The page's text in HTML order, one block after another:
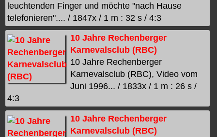
leuchtenden Finger und möchte "nach Hause
telefonieren".... / 1847x / 1 m : 32 s / 4:3
10 Jahre Rechenberger
Karnevalsclub (RBC)
10 Jahre Rechenberger
Karnevalsclub (RBC), Video vom
Juni 1996... / 1833x / 1 m : 26 s /
4:3
10 Jahre Rechenberger
Karnevalsclub (RBC)